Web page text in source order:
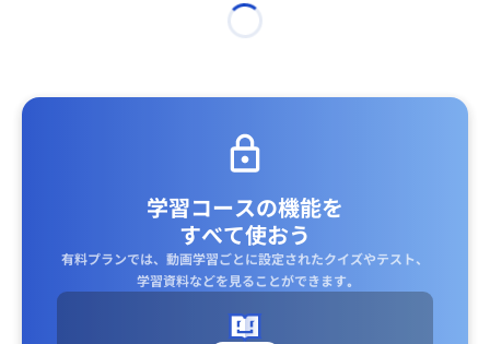
学習コースの機能を
すべて使おう
有料プランでは、動画学習ごとに設定されたクイズやテスト、
学習資料などを見ることができます｡